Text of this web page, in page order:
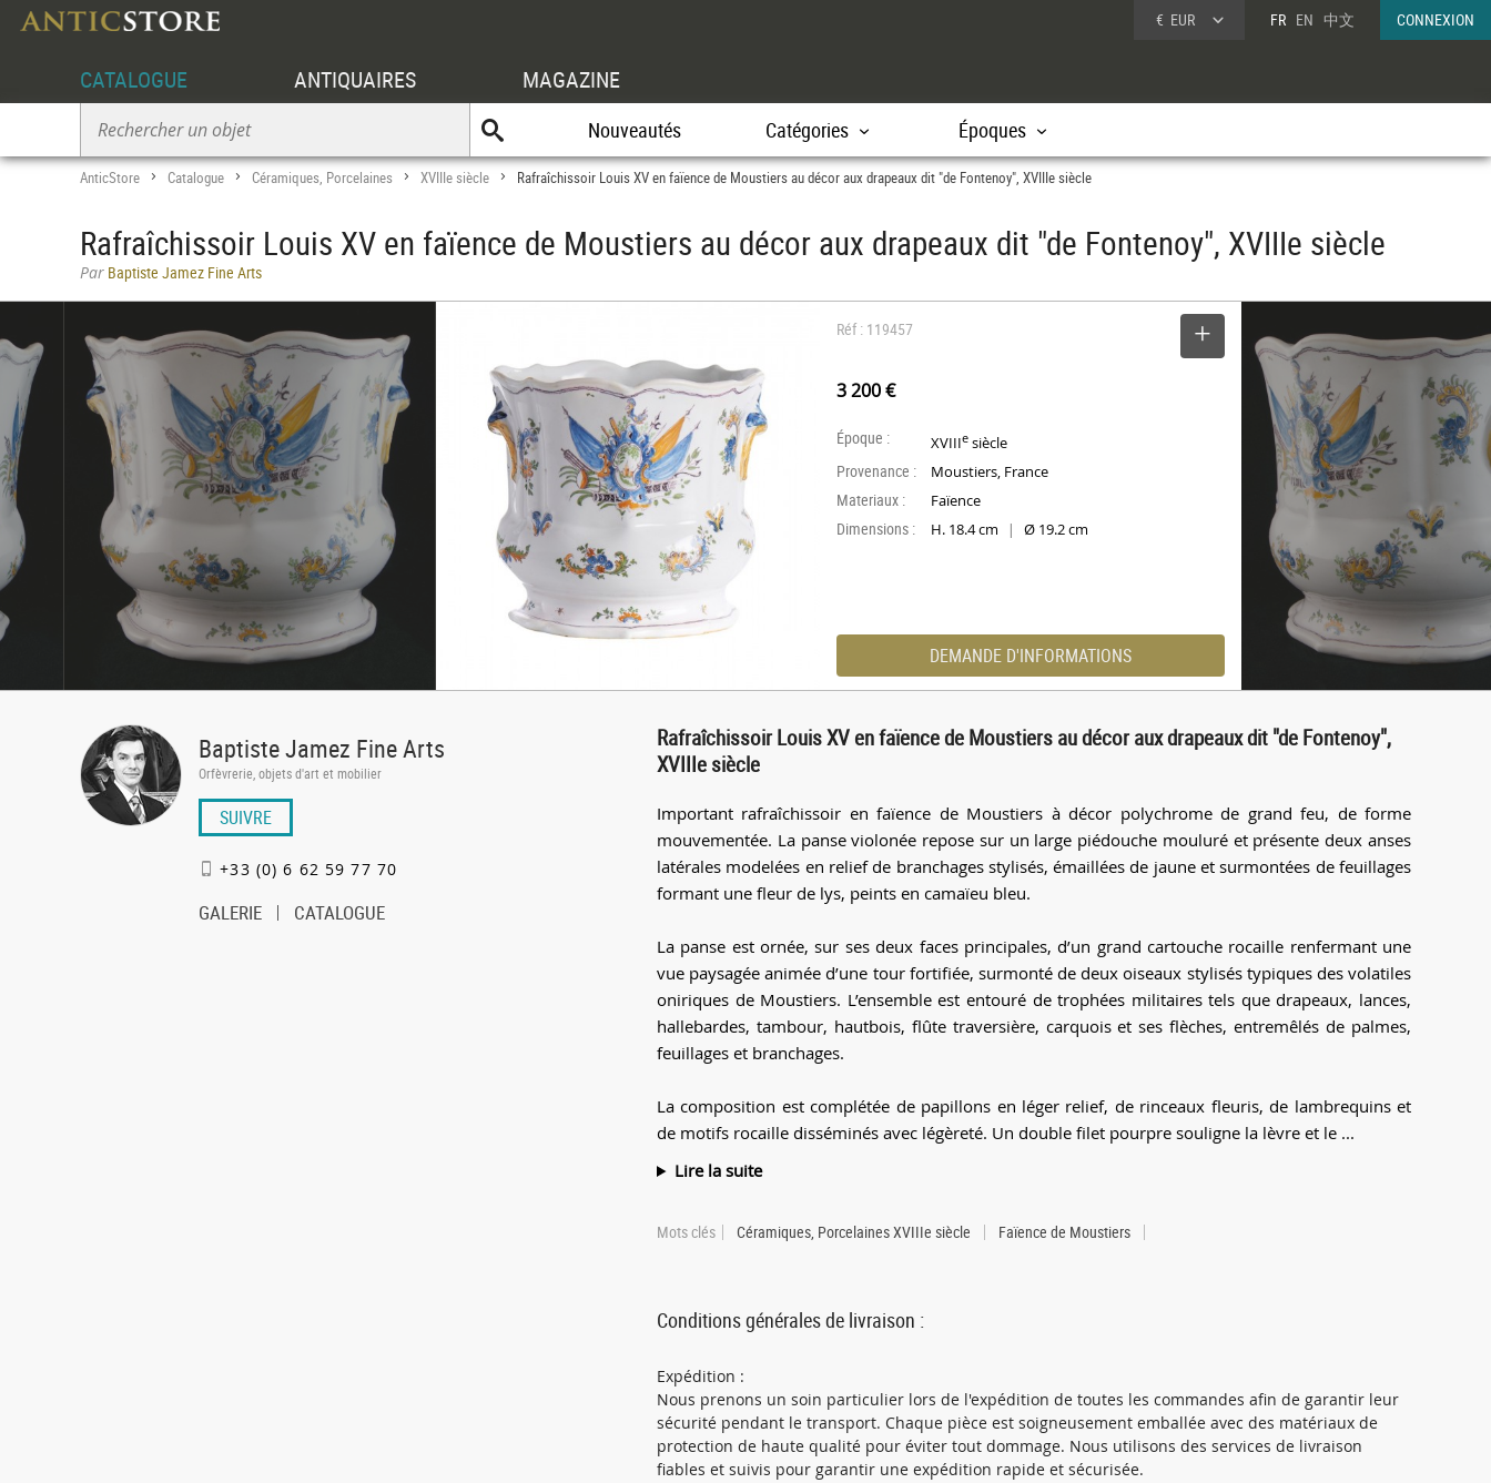
€ EUR FR EN 中文 CONNEXION
CATALOGUE ANTIQUAIRES MAGAZINE
Nouveautés Catégories Époques
AnticStore > Catalogue > Céramiques, Porcelaines > XVIIIe siècle > Rafraîchissoir Louis XV en faïence de Moustiers au décor aux drapeaux dit "de Fontenoy", XVIIIe siècle
Rafraîchissoir Louis XV en faïence de Moustiers au décor aux drapeaux dit "de Fontenoy", XVIIIe siècle
Par Baptiste Jamez Fine Arts
Réf : 119457
3 200 €
Époque : XVIIIe siècle
Provenance : Moustiers, France
Materiaux : Faïence
Dimensions : H. 18.4 cm | Ø 19.2 cm
DEMANDE D'INFORMATIONS
Baptiste Jamez Fine Arts
Orfèvrerie, objets d'art et mobilier
SUIVRE
+33 (0) 6 62 59 77 70
GALERIE CATALOGUE
Rafraîchissoir Louis XV en faïence de Moustiers au décor aux drapeaux dit "de Fontenoy",
XVIIIe siècle
Important rafraîchissoir en faïence de Moustiers à décor polychrome de grand feu, de forme
mouvementée. La panse violonée repose sur un large piédouche mouluré et présente deux anses
latérales modelées en relief de branchages stylisés, émaillées de jaune et surmontées de feuillages
formant une fleur de lys, peints en camaïeu bleu.
La panse est ornée, sur ses deux faces principales, d’un grand cartouche rocaille renfermant une
vue paysagée animée d’une tour fortifiée, surmonté de deux oiseaux stylisés typiques des volatiles
oniriques de Moustiers. L’ensemble est entouré de trophées militaires tels que drapeaux, lances,
hallebardes, tambour, hautbois, flûte traversière, carquois et ses flèches, entremêlés de palmes,
feuillages et branchages.
La composition est complétée de papillons en léger relief, de rinceaux fleuris, de lambrequins et
de motifs rocaille disséminés avec légèreté. Un double filet pourpre souligne la lèvre et le ...
Lire la suite
Mots clés Céramiques, Porcelaines XVIIIe siècle Faïence de Moustiers
Conditions générales de livraison :
Expédition :
Nous prenons un soin particulier lors de l'expédition de toutes les commandes afin de garantir leur
sécurité pendant le transport. Chaque pièce est soigneusement emballée avec des matériaux de
protection de haute qualité pour éviter tout dommage. Nous utilisons des services de livraison
fiables et suivis pour garantir une expédition rapide et sécurisée.